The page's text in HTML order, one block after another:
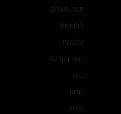
חנות מוצרים
תחמושת
הכשרות
מועדון קליעה
בלוג
אודות
גלריה